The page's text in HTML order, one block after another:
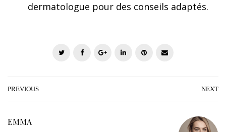
dermatologue pour des conseils adaptés.
i
t
c
b
o
l
n
e
n
e
a
l
PREVIOUS NEXT
EMMA